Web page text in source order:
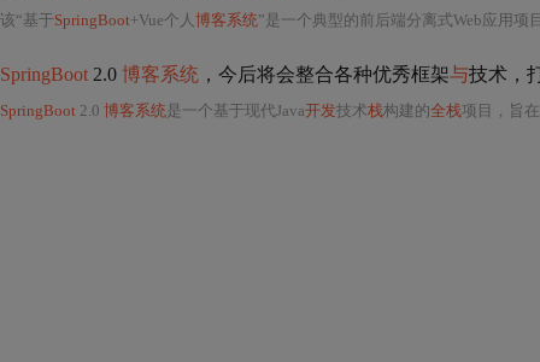
该“基于SpringBoot+Vue个人 博客系统”是一个典型的前后端分离式Web应用项
SpringBoot 2.0 博客系统 ，今后将会整合各种优秀框架与技术，
SpringBoot 2.0 博客系统是一个基于现代Java开发技术栈构建的全栈项目，旨